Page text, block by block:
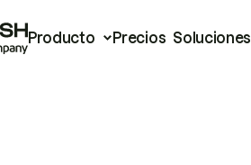
Producto Precios Soluciones